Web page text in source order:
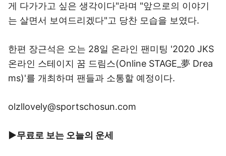
게 다가가고 싶은 생각이다"라며 "앞으로의 이야기
는 살면서 보여드리겠다"고 당찬 모습을 보였다.
한편 장근석은 오는 28일 온라인 팬미팅 '2020 JKS
온라인 스테이지 꿈 드림스(Online STAGE_夢 Drea
ms)'를 개최하며 팬들과 소통할 예정이다.
olzllovely@sportschosun.com
▶무료로 보는 오늘의 운세